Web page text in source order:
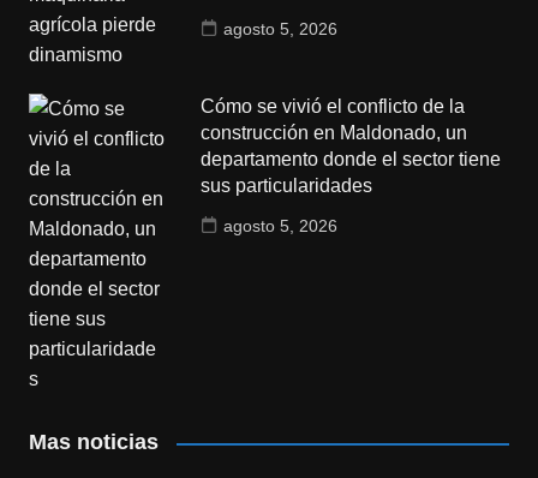
agosto 5, 2026
Cómo se vivió el conflicto de la
construcción en Maldonado, un
departamento donde el sector tiene
sus particularidades
agosto 5, 2026
Mas noticias